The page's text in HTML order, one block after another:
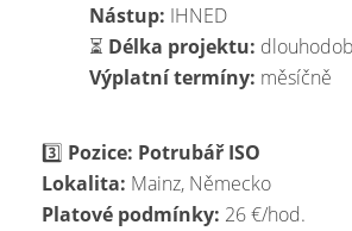
Nástup: IHNED
⏳ Délka projektu:
Výplatní termíny: měsíčně
3️⃣ Pozice: Potrubář ISO
Lokalita: Mainz, Německo
Platové podmínky: 26 €/hod.